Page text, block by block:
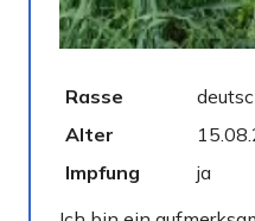
Rasse
Alter
Impfung
ja